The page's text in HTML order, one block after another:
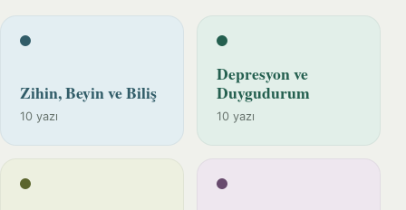
Zihin, Beyin ve Biliş
10 yazı
Depresyon ve
Duygudurum
10 yazı